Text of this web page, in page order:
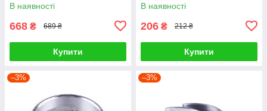
В наявності
668 ₴ 689 ₴
Купити
В наявності
206 ₴ 212 ₴
Купити
–3% –3%